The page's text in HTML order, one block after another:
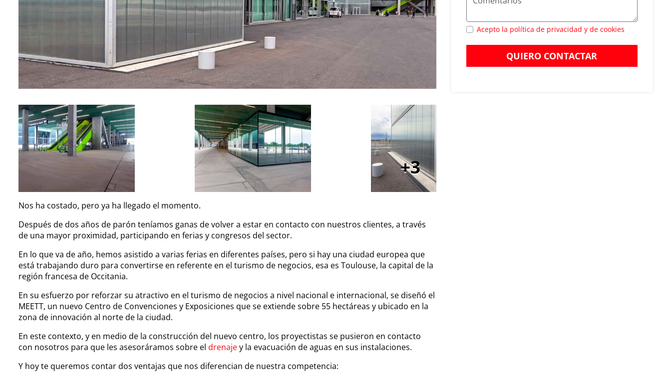
3
Nos ha costado, pero ya ha llegado el momento.
Después de dos años de parón teníamos ganas de volver a estar en contacto con nuestros clientes, a través
de una mayor proximidad, participando en ferias y congresos del sector.
En lo que va de año, hemos asistido a varias ferias en diferentes países, pero si hay una ciudad europea que
está trabajando duro para convertirse en referente en el turismo de negocios, esa es Toulouse, la capital de la
región francesa de Occitania.
En su esfuerzo por reforzar su atractivo en el turismo de negocios a nivel nacional e internacional, se diseñó el
MEETT, un nuevo Centro de Convenciones y Exposiciones que se extiende sobre 55 hectáreas y ubicado en la
zona de innovación al norte de la ciudad.
En este contexto, y en medio de la construcción del nuevo centro, los proyectistas se pusieron en contacto
con nosotros para que les asesoráramos sobre el drenajey la evacuación de aguas en sus instalaciones.
Y hoy te queremos contar dos ventajas que nos diferencian de nuestra competencia:
Acepto la política de privacidad y de cookies
QUIERO CONTACTAR